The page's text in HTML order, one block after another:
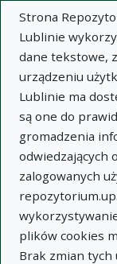
Strona
Lublinie
dane tekstowe,
urządzeniu
Lublinie ma
są one do
gromadzenia
odwiedzających
zalogowanych
plików cookies
Brak zmian tych